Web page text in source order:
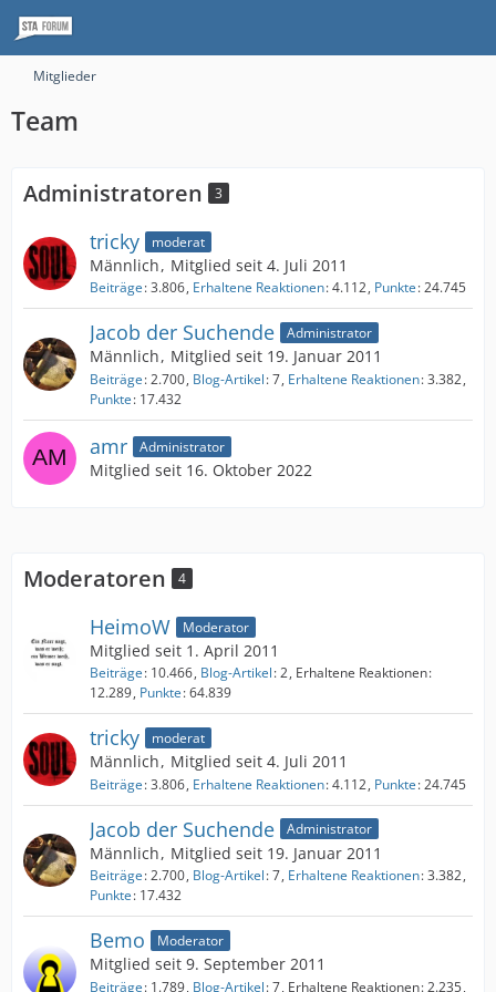
Mitglieder
Team
Administratoren 3
tricky moderat
Männlich Mitglied seit 4. Juli 2011
Beiträge 3.806 Erhaltene Reaktionen 4.112 Punkte 24.745
Jacob der Suchende Administrator
Männlich Mitglied seit 19. Januar 2011
Beiträge 2.700 Blog-Artikel 7 Erhaltene Reaktionen 3.382
Punkte 17.432
amr Administrator
Mitglied seit 16. Oktober 2022
Moderatoren 4
HeimoW Moderator
Mitglied seit 1. April 2011
Beiträge 10.466 Blog-Artikel 2 Erhaltene Reaktionen
12.289 Punkte 64.839
tricky moderat
Männlich Mitglied seit 4. Juli 2011
Beiträge 3.806 Erhaltene Reaktionen 4.112 Punkte 24.745
Jacob der Suchende Administrator
Männlich Mitglied seit 19. Januar 2011
Beiträge 2.700 Blog-Artikel 7 Erhaltene Reaktionen 3.382
Punkte 17.432
Bemo Moderator
Mitglied seit 9. September 2011
Beiträge 1.789 Blog-Artikel 7 Erhaltene Reaktionen 2.235